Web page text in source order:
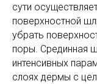
сути
поверхностной
убрать
поры. Срединная
интенсивных
слоях дермы с